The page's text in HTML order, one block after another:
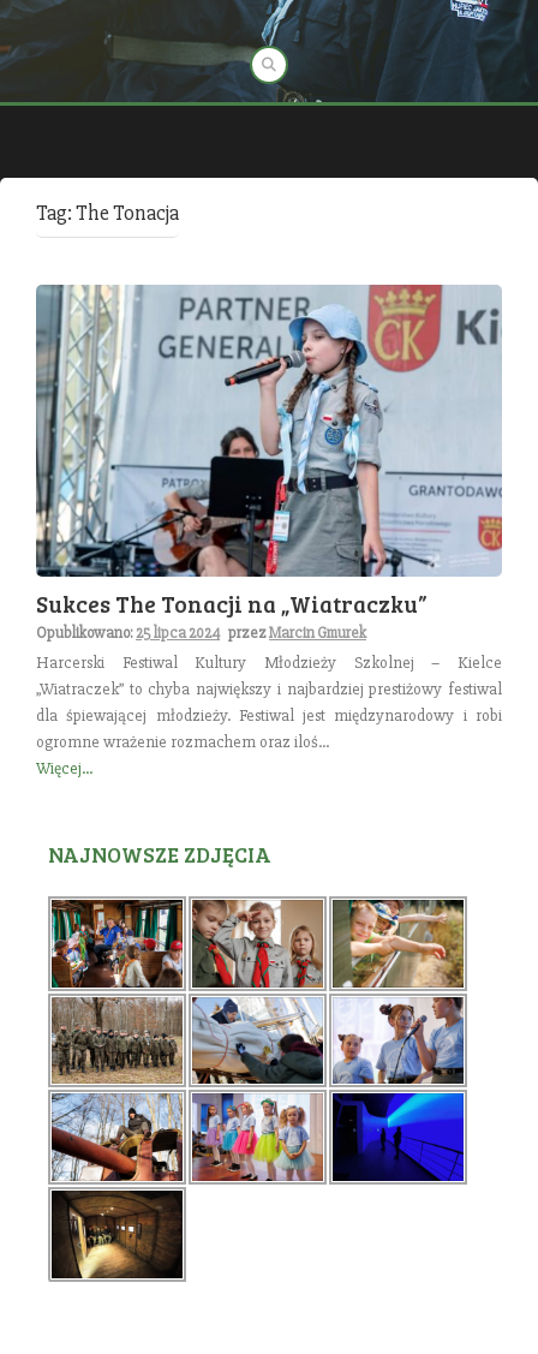
Tag:The Tonacja
Sukces The Tonacji na „Wiatraczku”
Opublikowano:25 lipca 2024 przezMarcin Gmurek
Harcerski Festiwal Kultury Młodzieży Szkolnej – Kielce
„Wiatraczek” to chyba największy i najbardziej prestiżowy festiwal
dla śpiewającej młodzieży. Festiwal jest międzynarodowy i robi
ogromne wrażenie rozmachem oraz iloś...
Więcej...
NAJNOWSZE ZDJĘCIA